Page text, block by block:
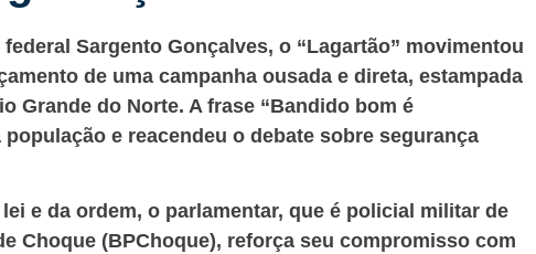
Sargento Gonçalves, o “Lagartão” movimentou
de uma campanha ousada e direta, estampada
Grande do Norte. A frase “Bandido bom é
e reacendeu o debate sobre segurança
e da ordem, o parlamentar, que é policial militar de
Choque (BPChoque), reforça seu compromisso com